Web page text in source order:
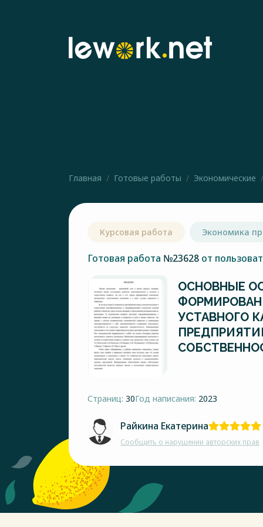
Главная Готовые работы Экономические
Курсовая работа Экономика
Готовая работа №23628 от
ОСНОВНЫЕ
УСТАВНОГО
Страниц: 30Год написания: 2023
Райкина Екатерина
Сообщить о нарушении авторских прав